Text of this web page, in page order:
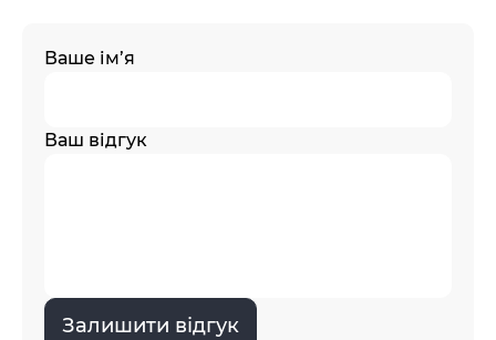
Ваше ім’я
Ваш відгук
Залишити відгук